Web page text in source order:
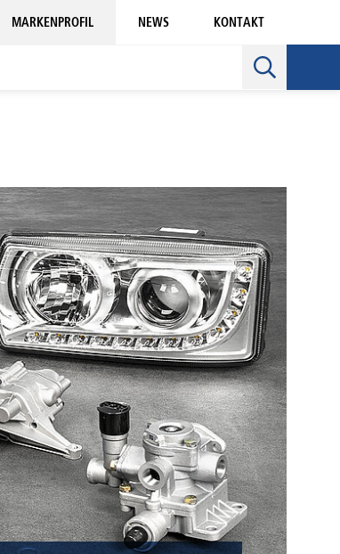
MARKENPROFIL NEWS KONTAKT